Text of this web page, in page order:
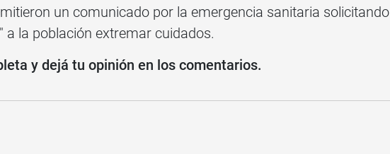
un comunicado por la emergencia sanitaria solicitando
a la población extremar cuidados.
y dejá tu opinión en los comentarios.